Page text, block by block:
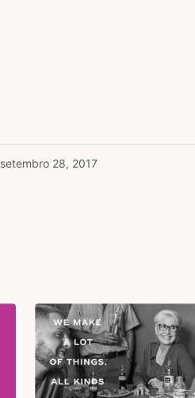
setembro 28, 2017